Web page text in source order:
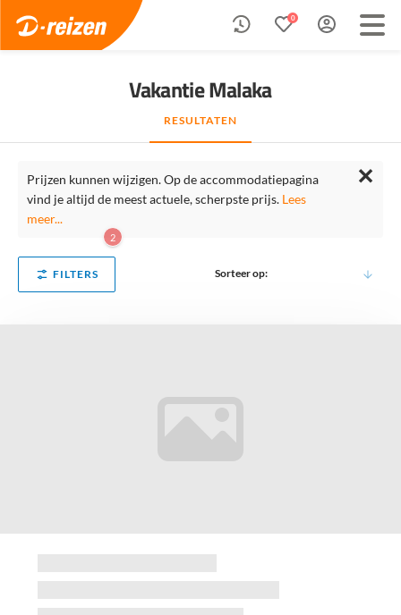
0
Vakantie Malaka
RESULTATEN
Prijzen kunnen wijzigen. Op de accommodatiepagina
vind je altijd de meest actuele, scherpste prijs. Lees
meer...
✕
FILTERS
2
Sorteer op: